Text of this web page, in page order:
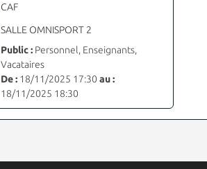
CAF
SALLE OMNISPORT 2
Public : Personnel, Enseignants,
Vacataires
De : 18/11/2025 17:30 au :
18/11/2025 18:30